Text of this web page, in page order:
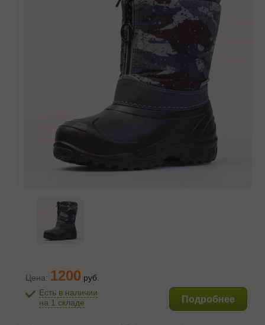
Цена: 1200 руб
Есть в наличии
на 1 складе
Подробнее